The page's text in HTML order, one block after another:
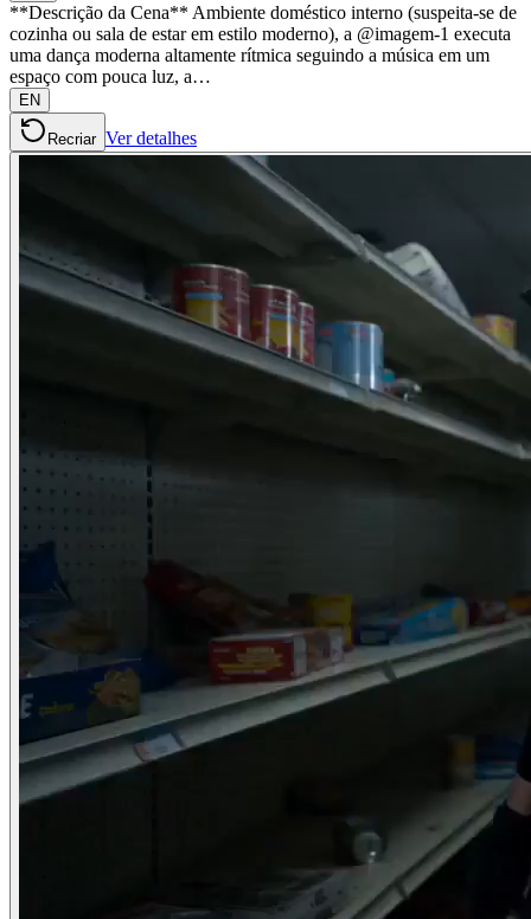
**Descrição da Cena** Ambiente doméstico interno (suspeita-se de
cozinha ou sala de estar em estilo moderno), a @imagem-1 executa
uma dança moderna altamente rítmica seguindo a música em um
espaço com pouca luz, a…
EN
Recriar Ver detalhes